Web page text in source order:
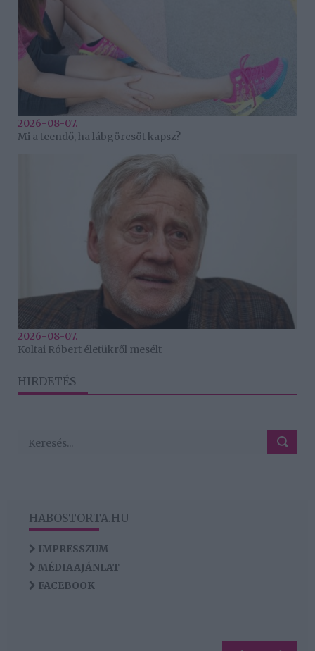
2026-08-07.
Mi a teendő, ha lábgörcsöt kapsz?
2026-08-07.
Koltai Róbert életükről mesélt
HIRDETÉS
HABOSTORTA.HU
IMPRESSZUM
MÉDIAAJÁNLAT
FACEBOOK